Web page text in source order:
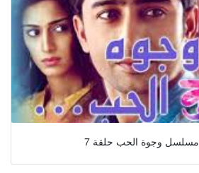
وجوة الحب حلقة 7